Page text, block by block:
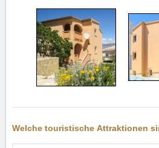
Welche touristische Attraktionen